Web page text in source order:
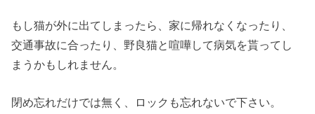
もし猫が外に出てしまったら、家に帰れなくなったり、
交通事故に合ったり、野良猫と喧嘩して病気を貰ってし
まうかもしれません。
閉め忘れだけでは無く、ロックも忘れないで下さい。